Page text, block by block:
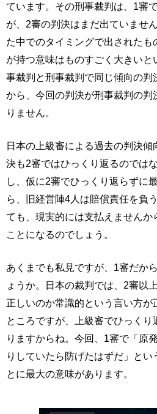
ています。その刑事裁判は、1審
が、2審の判決はまだ出ていませ
た中でのタイミングで出されたも
が持つ意味はものすごく大きいと
事裁判と刑事裁判で同じ傾向の判
から、今回の判決が刑事裁判の判
りません。
日本の上級審による過去の判決
決も2審ではひっくり返るのでは
し、仮に2審でひっくり返らずに
ら、旧経営陣4人は賠償責任を負
ても、現実的には支払えませんか
ことになるのでしょう。
あくまでも私見ですが、1審だか
ょうか。日本の裁判では、2審以
正しいのか常識的という言い方が
ところですが、上級審でひっく
りますからね。今回、1審で「原
りしていたら防げたはずだ」とい
とに最大の意味があります。